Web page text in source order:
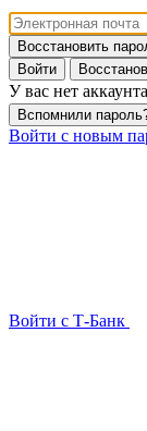
Восстановить
Войти
У вас нет
Вспомнили
Войти с новым
Войти с Т-Банк